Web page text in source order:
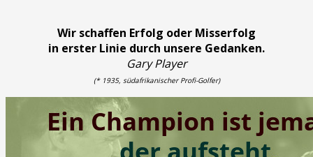
Wir schaffen Erfolg oder Misserfolg
in erster Linie durch unsere Gedanken.
Gary Player
(* 1935, südafrikanischer Profi-Golfer)